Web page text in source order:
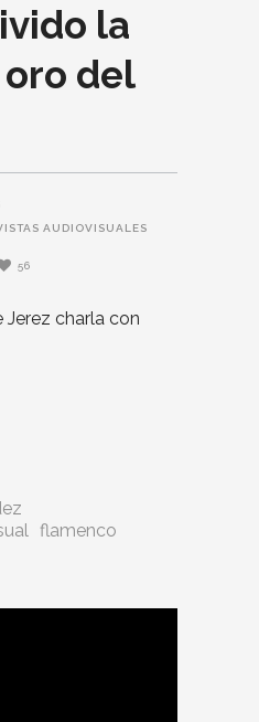
la
del
AUDIOVISUALES
56
Jerez charla con
flamenco